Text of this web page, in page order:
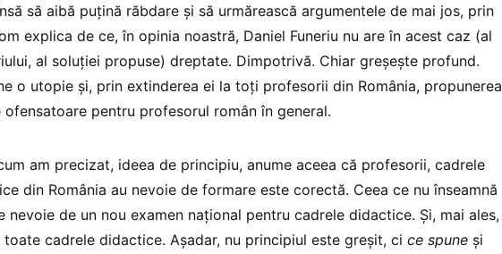
să aibă puțină răbdare și să urmărească argumentele de mai jos, prin
explica de ce, în opinia noastră, Daniel Funeriu nu are în acest caz (al
al soluției propuse) dreptate. Dimpotrivă. Chiar greșește profund.
o utopie și, prin extinderea ei la toți profesorii din România, propunerea
ofensatoare pentru profesorul român în general.
am precizat, ideea de principiu, anume aceea că profesorii, cadrele
din România au nevoie de formare este corectă. Ceea ce nu înseamnă
nevoie de un nou examen național pentru cadrele didactice. Și, mai ales,
toate cadrele didactice. Așadar, nu principiul este greșit, ci ce spune și